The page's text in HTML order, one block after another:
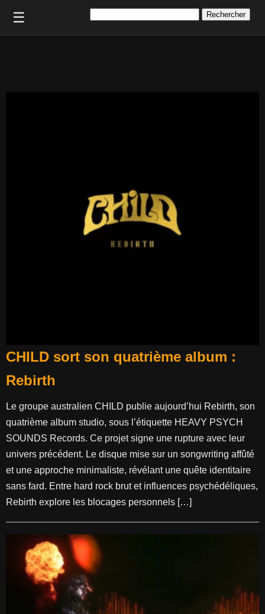
☰
CHILD sort son quatrième album :
Rebirth
Le groupe australien CHILD publie aujourd’hui Rebirth, son
quatrième album studio, sous l’étiquette HEAVY PSYCH
SOUNDS Records. Ce projet signe une rupture avec leur
univers précédent. Le disque mise sur un songwriting affûté
et une approche minimaliste, révélant une quête identitaire
sans fard. Entre hard rock brut et influences psychédéliques,
Rebirth explore les blocages personnels […]